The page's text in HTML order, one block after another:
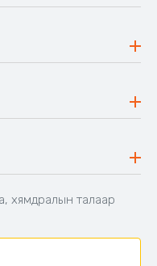
хямдралын талаар